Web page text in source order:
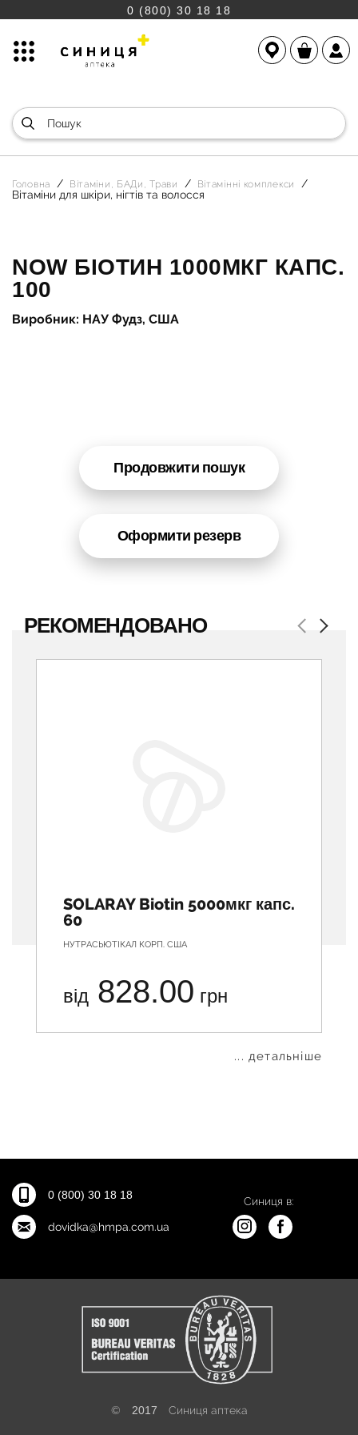
0 (800) 30 18 18
Головна Вітаміни, БАДи, Трави Вітамінні комплекси
Вітаміни для шкіри, нігтів та волосся
NOW БІОТИН 1000МКГ КАПС.
100
Виробник: НАУ Фудз, США
Продовжити пошук
Оформити резерв
РЕКОМЕНДОВАНО Previous
SOLARAY Biotin 5000мкг капс.
60
НУТРАСЬЮТІКАЛ КОРП. США
від 828.00 грн
... детальніше
Next
0 (800) 30 18 18
dovidka@hmpa.com.ua
Синиця в:
© 2017 Синиця аптека